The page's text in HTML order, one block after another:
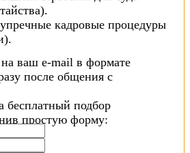
кадровые процедуры
ваш e-mail в формате
после общения с
бесплатный подбор
простую форму: